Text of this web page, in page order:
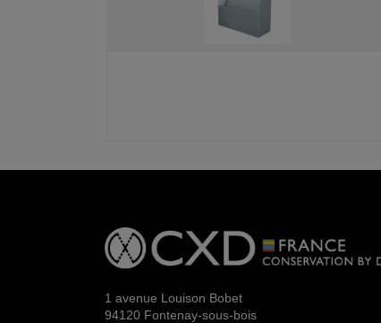
1 avenue Louison Bobet
94120 Fontenay-sous-bois